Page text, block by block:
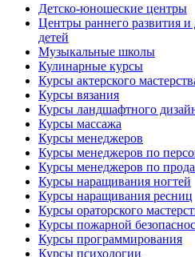
Детско-юношеские центры
Центры раннего развития
детей
Музыкальные школы
Кулинарные курсы
Курсы актерского
Курсы вязания
Курсы ландшафтного
Курсы массажа
Курсы менеджеров
Курсы менеджеров по
Курсы менеджеров по
Курсы наращивания ногтей
Курсы наращивания ресниц
Курсы ораторского
Курсы пожарной
Курсы программирования
Курсы психологии